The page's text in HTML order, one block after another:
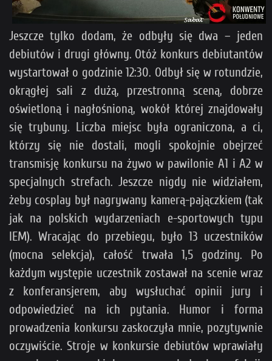
Jeszcze tylko dodam, że odbyły się dwa – jeden
debiutów i drugi główny. Otóż konkurs debiutantów
wystartował o godzinie 12:30. Odbył się w rotundzie,
okrągłej sali z dużą, przestronną sceną, dobrze
oświetloną i nagłośnioną, wokół której znajdowały
się trybuny. Liczba miejsc była ograniczona, a ci,
którzy się nie dostali, mogli spokojnie obejrzeć
transmisję konkursu na żywo w pawilonie A1 i A2 w
specjalnych strefach. Jeszcze nigdy nie widziałem,
żeby cosplay był nagrywany kamerą-pajączkiem (tak
jak na polskich wydarzeniach e-sportowych typu
IEM). Wracając do przebiegu, było 13 uczestników
(mocna selekcja), całość trwała 1,5 godziny. Po
każdym występie uczestnik zostawał na scenie wraz
z konferansjerem, aby wysłuchać opinii jury i
odpowiedzieć na ich pytania. Humor i forma
prowadzenia konkursu zaskoczyła mnie, pozytywnie
oczywiście. Stroje w konkursie debiutów wprawiały